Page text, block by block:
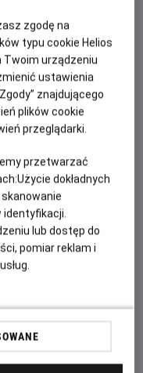
)
filmowa i jesteśmy
do domu nie
na to gotowi?
zgodę na
typu cookie Helios
Twoim urządzeniu
ustawienia
znajdującego
plików cookie
przeglądarki.
przetwarzać
Użycie dokładnych
identyfikacji.
lub dostęp do
pomiar reklam i